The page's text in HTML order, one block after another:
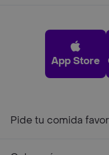
App Store
Pide tu comida